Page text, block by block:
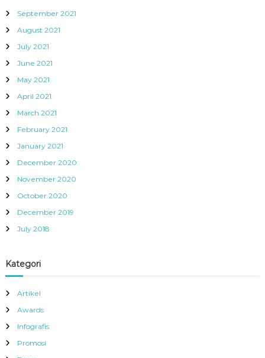
September 2021
August 2021
July 2021
June 2021
May 2021
April 2021
March 2021
February 2021
January 2021
December 2020
November 2020
October 2020
December 2019
July 2018
Kategori
Artikel
Awards
Infografis
Promosi